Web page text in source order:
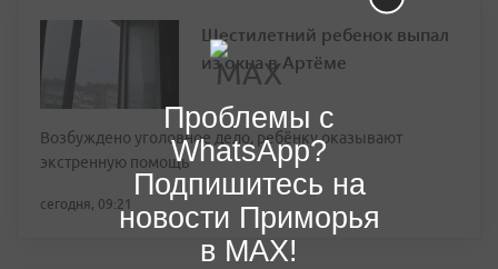
Шестилетний ребенок выпал
из окна в Артёме
Возбуждено уголовное дело, ребёнку оказывают
экстренную помощь
сегодня, 09:21
Проблемы с
WhatsApp?
Подпишитесь на
новости Приморья
в MAX!